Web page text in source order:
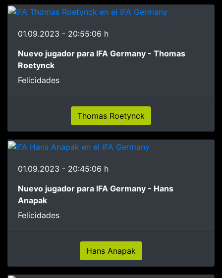
01.09.2023 - 20:55:06 h
Nuevo jugador para IFA Germany - Thomas
Roetynck
Felicidades
Thomas Roetynck
01.09.2023 - 20:45:06 h
Nuevo jugador para IFA Germany - Hans
Anapak
Felicidades
Hans Anapak